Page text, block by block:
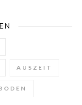
AUSZEIT